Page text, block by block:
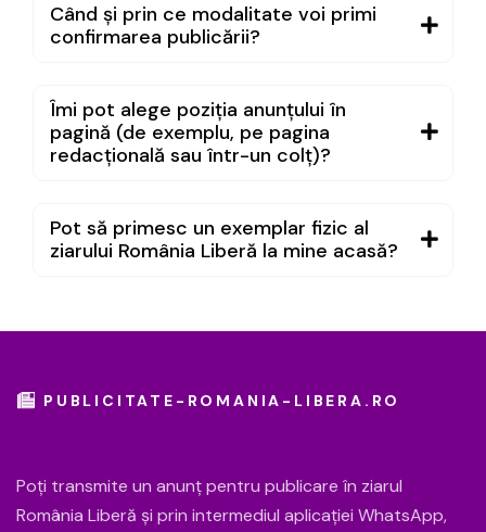
Când și prin ce modalitate voi primi
confirmarea publicării?
Îmi pot alege poziția anunțului în
pagină (de exemplu, pe pagina
redacțională sau într-un colț)?
Pot să primesc un exemplar fizic al
ziarului România Liberă la mine acasă?
PUBLICITATE-ROMANIA-LIBERA.RO
Poți transmite un anunț pentru publicare în ziarul
România Liberă și prin intermediul aplicației WhatsApp,